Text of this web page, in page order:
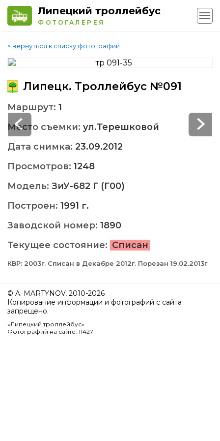
Липецкий троллейбус
ФОТОГАЛЕРЕЯ
< вернуться к списку фотографий
Липецк. Троллейбус №091
Маршрут: 1
Место съемки: ул.Терешковой
Дата снимка: 23.09.2012
Просмотров: 1248
Модель: ЗиУ-682 Г (Г00)
Построен: 1991 г.
Заводской номер: 1890
Текущее состояние: Списан
КВР: 2003г. Списан в Декабре 2012г. Порезан 19.02.2013г
© A. MARTYNOV, 2010-2026
Копирование информации и фотографий с сайта
запрещено.
«Липецкий троллейбус»
Фотографий на сайте: 11427